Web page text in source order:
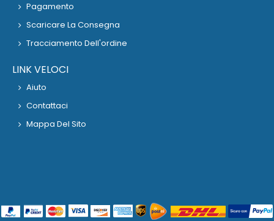
Pagamento
Scaricare La Consegna
Tracciamento Dell'ordine
LINK VELOCI
Aiuto
Contattaci
Mappa Del Sito